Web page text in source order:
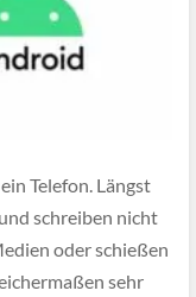
Telefon. Längst
schreiben nicht
oder schießen
sehr